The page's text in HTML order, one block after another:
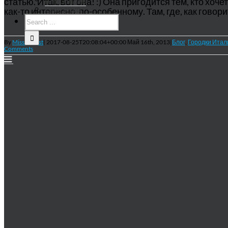
Сингапур
как-то интересно, по-особенному. Там, где, как
By MissTourist| 2017-08-25T20:08:04+00:00 Май 16th, 2013| Блог, Городки
Comments